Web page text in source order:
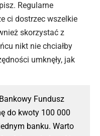
Regularne
ci dostrzec wszelkie
skorzystać z
nikt nie chciałby
umknęły, jak
Fundusz
do kwoty 100 000
banku. Warto